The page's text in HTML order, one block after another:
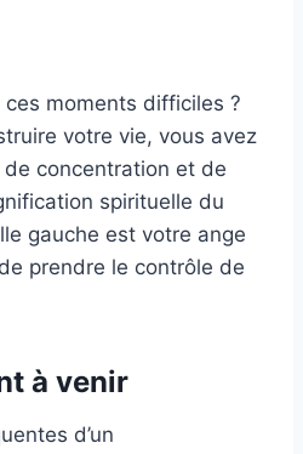
moments difficiles ?
votre vie, vous avez
concentration et de
spirituelle du
gauche est votre ange
prendre le contrôle de
à venir
d’un